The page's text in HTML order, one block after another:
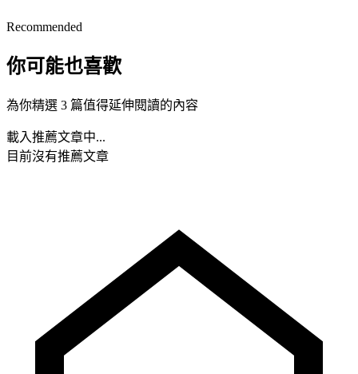
Recommended
你可能也喜歡
為你精選 3 篇值得延伸閱讀的內容
載入推薦文章中...
目前沒有推薦文章